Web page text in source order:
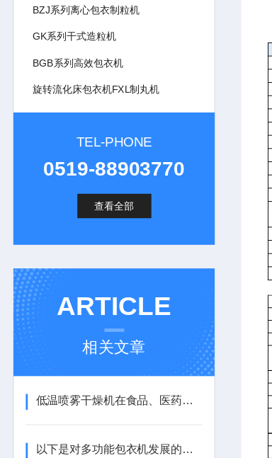
BZJ系列离心包衣制粒机
GK系列干式造粒机
BGB系列高效包衣机
旋转流化床包衣机FXL制丸机
TEL-PHONE
0519-88903770
查看全部
ARTICLE
相关文章
低温喷雾干燥机在食品、医药、化工等领域的运用
以下是对多功能包衣机发展的具体分析